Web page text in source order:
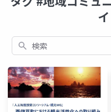
検索